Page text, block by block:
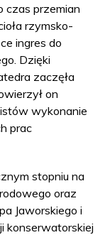
czas przemian
rzymsko-
ingres do
Dzięki
zaczęła
on
wykonanie
prac
stopniu na
oraz
Jaworskiego i
konserwatorskiej